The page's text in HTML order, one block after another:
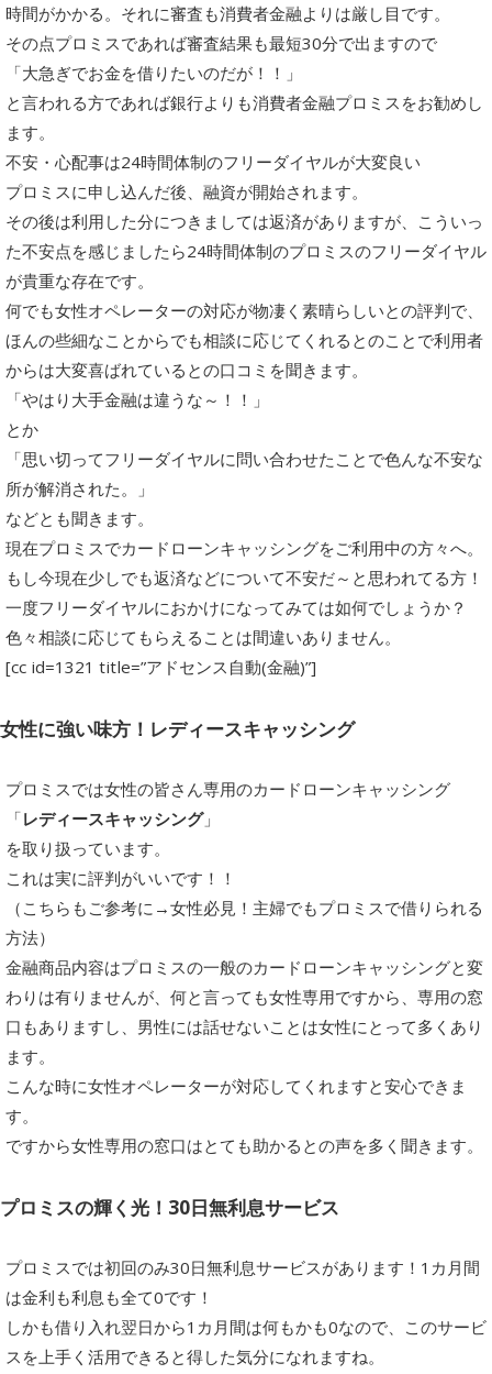
時間がかかる。それに審査も消費者金融よりは厳し目です。
その点プロミスであれば審査結果も最短30分で出ますので
「大急ぎでお金を借りたいのだが！！」
と言われる方であれば銀行よりも消費者金融プロミスをお勧めし
ます。
不安・心配事は24時間体制のフリーダイヤルが大変良い
プロミスに申し込んだ後、融資が開始されます。
その後は利用した分につきましては返済がありますが、こういっ
た不安点を感じましたら24時間体制のプロミスのフリーダイヤル
が貴重な存在です。
何でも女性オペレーターの対応が物凄く素晴らしいとの評判で、
ほんの些細なことからでも相談に応じてくれるとのことで利用者
からは大変喜ばれているとの口コミを聞きます。
「やはり大手金融は違うな～！！」
とか
「思い切ってフリーダイヤルに問い合わせたことで色んな不安な
所が解消された。」
などとも聞きます。
現在プロミスでカードローンキャッシングをご利用中の方々へ。
もし今現在少しでも返済などについて不安だ～と思われてる方！
一度フリーダイヤルにおかけになってみては如何でしょうか？
色々相談に応じてもらえることは間違いありません。
[cc id=1321 title=”アドセンス自動(金融)”]
女性に強い味方！レディースキャッシング
プロミスでは女性の皆さん専用のカードローンキャッシング
「レディースキャッシング」
を取り扱っています。
これは実に評判がいいです！！
（こちらもご参考に→女性必見！主婦でもプロミスで借りられる
方法）
金融商品内容はプロミスの一般のカードローンキャッシングと変
わりは有りませんが、何と言っても女性専用ですから、専用の窓
口もありますし、男性には話せないことは女性にとって多くあり
ます。
こんな時に女性オペレーターが対応してくれますと安心できま
す。
ですから女性専用の窓口はとても助かるとの声を多く聞きます。
プロミスの輝く光！30日無利息サービス
プロミスでは初回のみ30日無利息サービスがあります！1カ月間
は金利も利息も全て0です！
しかも借り入れ翌日から1カ月間は何もかも0なので、このサービ
スを上手く活用できると得した気分になれますね。